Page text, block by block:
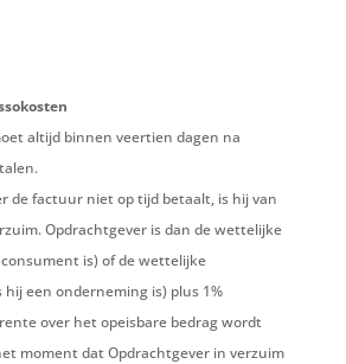
altijd binnen veertien dagen na
de factuur niet op tijd betaalt, is hij van
Opdrachtgever is dan de wettelijke
is) of de wettelijke
een onderneming is) plus 1%
over het opeisbare bedrag wordt
moment dat Opdrachtgever in verzuim